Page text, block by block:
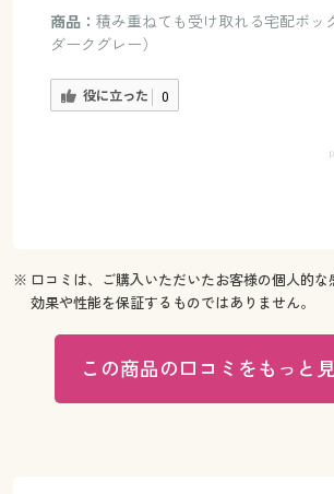
商品： 積み重ねても受け取れる宅配ボッ
ダークグレー）
役に立った 0
※ 口コミは、ご購入いただいたお客様の個人的な
効果や性能を保証するものではありません。
この商品の口コミをもっと